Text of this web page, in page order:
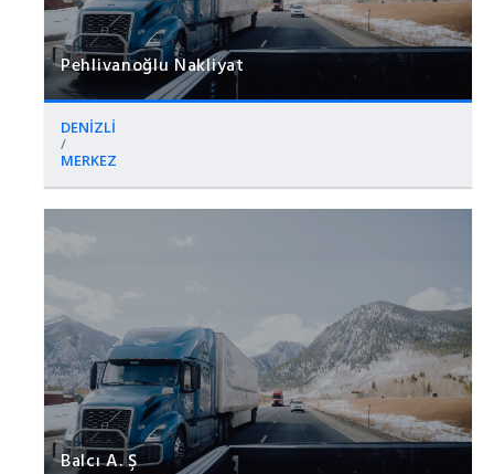
Pehlivanoğlu Nakliyat
DENİZLİ
/
MERKEZ
Balcı A. Ş